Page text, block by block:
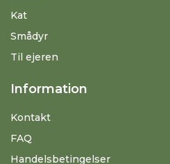
Kat
Smådyr
Til ejeren
Information
Kontakt
FAQ
Handelsbetingelser